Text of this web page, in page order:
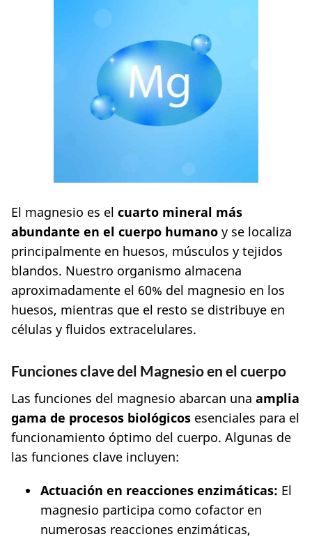
El magnesio es el cuarto mineral más
abundante en el cuerpo humano y se localiza
principalmente en huesos, músculos y tejidos
blandos. Nuestro organismo almacena
aproximadamente el 60% del magnesio en los
huesos, mientras que el resto se distribuye en
células y fluidos extracelulares.
Funciones clave del Magnesio en el cuerpo
Las funciones del magnesio abarcan una amplia
gama de procesos biológicos esenciales para el
funcionamiento óptimo del cuerpo. Algunas de
las funciones clave incluyen:
Actuación en reacciones enzimáticas: El
magnesio participa como cofactor en
numerosas reacciones enzimáticas,